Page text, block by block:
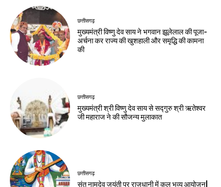
छत्तीसगढ़
मुख्यमंत्री विष्णु देव साय ने भगवान झूलेलाल की पूजा-
अर्चना कर राज्य की खुशहाली और समृद्धि की कामना
की
छत्तीसगढ़
मुख्यमंत्री श्री विष्णु देव साय से सद्गुरु श्री ऋतेश्वर
जी महाराज ने की सौजन्य मुलाकात
छत्तीसगढ़
संत नामदेव जयंती पर राजधानी में कल भव्य आयोजन|